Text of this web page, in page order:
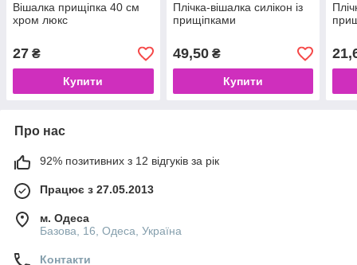
Вішалка прищіпка 40 см
хром люкс
27 ₴
Купити
Плічка-вішалка силікон із
прищіпками
49,50₴
Купити
Про нас
92% позитивних з 12 відгуків за рік
Працює з 27.05.2013
м. Одеса
Базова, 16, Одеса, Україна
Контакти